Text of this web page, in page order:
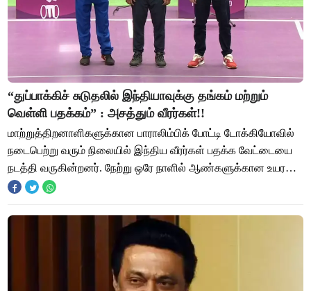
“துப்பாக்கிச் சுடுதலில் இந்தியாவுக்கு தங்கம் மற்றும்
வெள்ளி பதக்கம்” : அசத்தும் வீரர்கள்!!
மாற்றுத்திறனாளிகளுக்கான பாராலிம்பிக் போட்டி டோக்கியோவில்
நடைபெற்று வரும் நிலையில் இந்திய வீரர்கள் பதக்க வேட்டையை
நடத்தி வருகின்றனர். நேற்று ஒரே நாளில் ஆண்களுக்கான உயரம்
தாண்டுதல் போட்டியில் இந்தியாவி